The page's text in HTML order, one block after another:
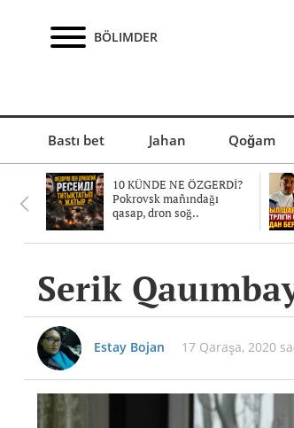
BÖLIMDER
Bastı bet Jahan Qoğam
10 KÜNDE NE ÖZGERDİ?
Pokrovsk mañındağı
qasap, dron soğ..
Serik
Estay Bojan 17 Qaraşa, 2020